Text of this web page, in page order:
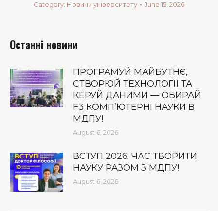
Category: Новини університету June 15, 2026
Останні новини
ПРОГРАМУЙ МАЙБУТНЄ,
СТВОРЮЙ ТЕХНОЛОГІЇ ТА
КЕРУЙ ДАНИМИ — ОБИРАЙ
F3 КОМП’ЮТЕРНІ НАУКИ В
МДПУ!
August 6, 2026
ВСТУП 2026: ЧАС ТВОРИТИ
НАУКУ РАЗОМ З МДПУ!
August 6, 2026